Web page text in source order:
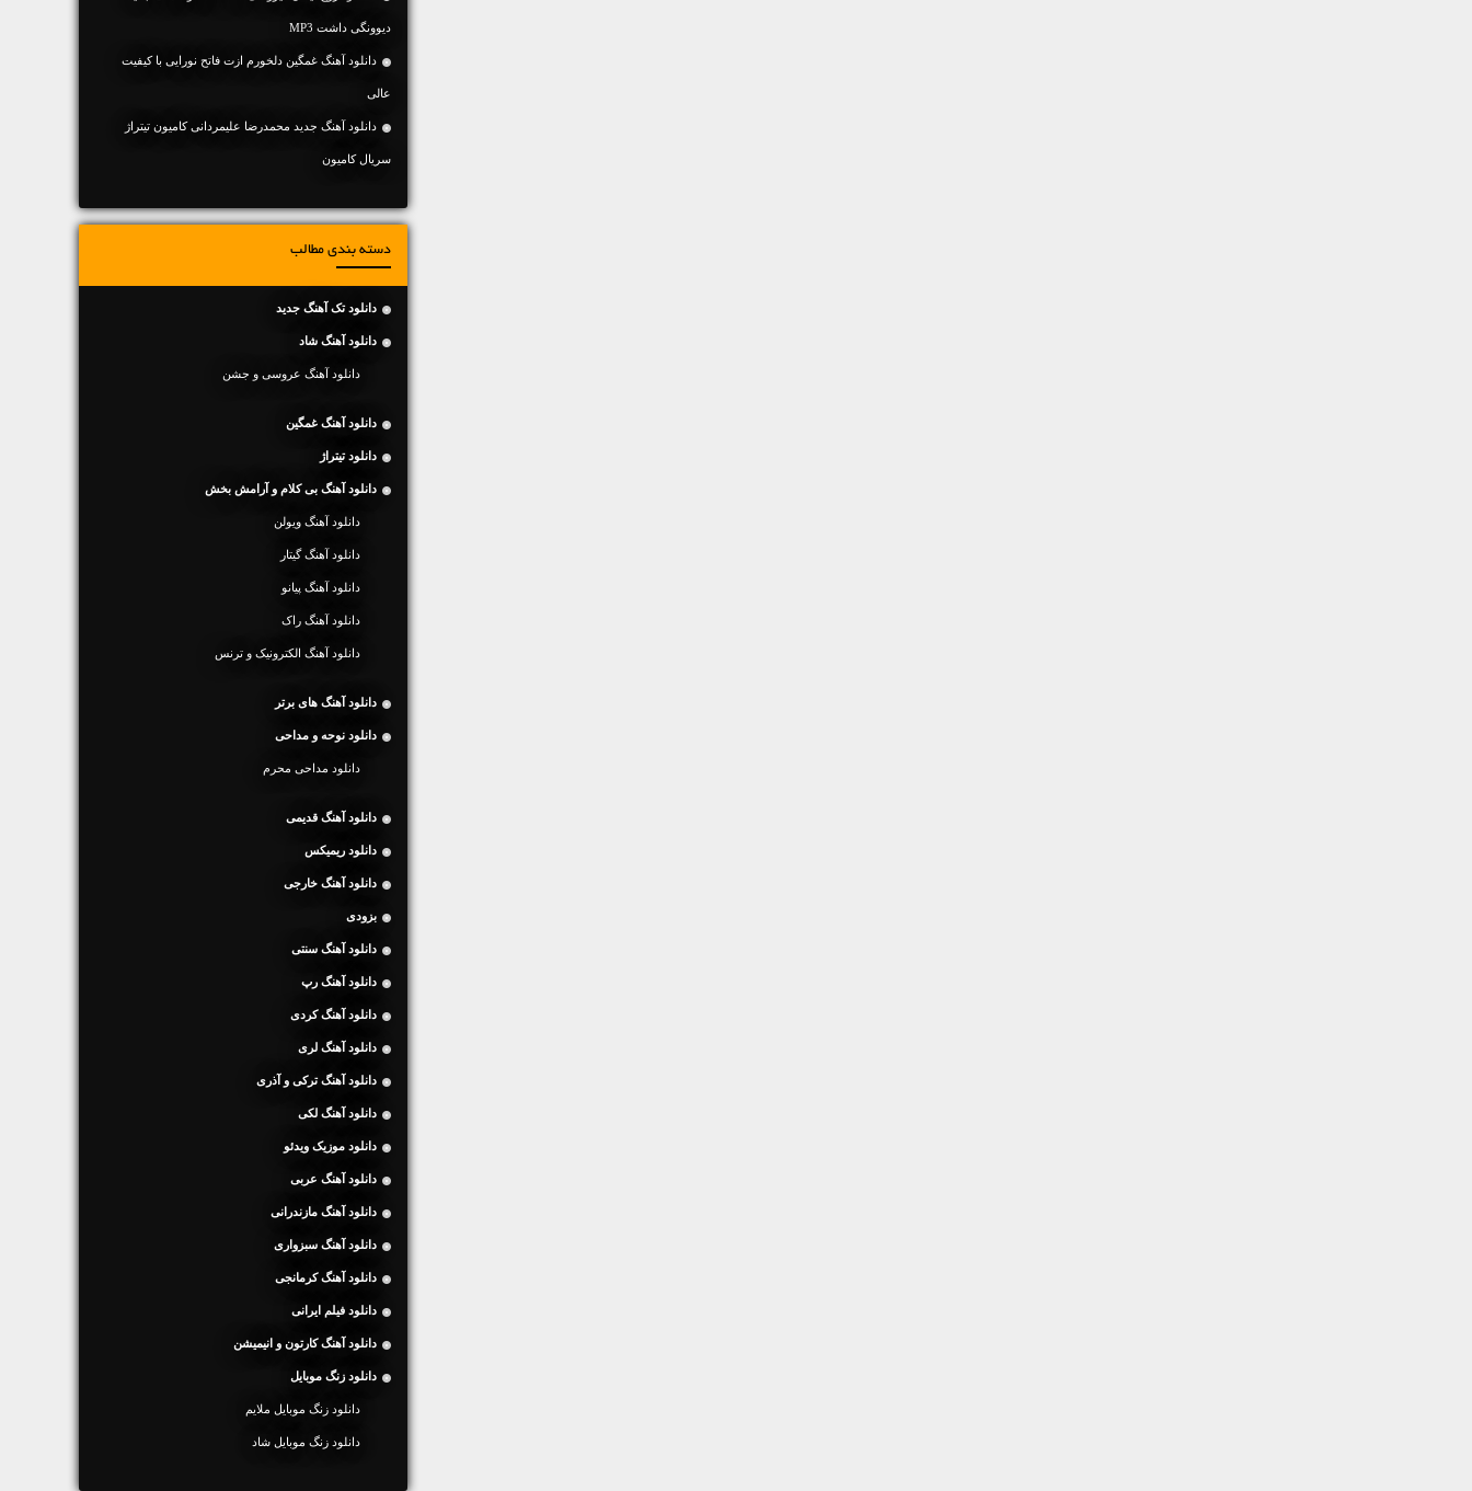
دیوونگی داشت MP3
دانلود آهنگ غمگین دلخورم ازت فاتح نورایی با کیفیت
عالی
دانلود آهنگ جدید محمدرضا علیمردانی کامیون تیتراژ
سریال کامیون
دسته بندی مطالب
دانلود تک آهنگ جدید
دانلود آهنگ شاد
دانلود آهنگ عروسی و جشن
دانلود آهنگ غمگین
دانلود تیتراژ
دانلود آهنگ بی کلام و آرامش بخش
دانلود آهنگ ویولن
دانلود آهنگ گیتار
دانلود آهنگ پیانو
دانلود آهنگ راک
دانلود آهنگ الکترونیک و ترنس
دانلود آهنگ های برتر
دانلود نوحه و مداحی
دانلود مداحی محرم
دانلود آهنگ قدیمی
دانلود ریمیکس
دانلود آهنگ خارجی
بزودی
دانلود آهنگ سنتی
دانلود آهنگ رپ
دانلود آهنگ کردی
دانلود آهنگ لری
دانلود آهنگ ترکی و آذری
دانلود آهنگ لکی
دانلود موزیک ویدئو
دانلود آهنگ عربی
دانلود آهنگ مازندرانی
دانلود آهنگ سبزواری
دانلود آهنگ کرمانجی
دانلود فیلم ایرانی
دانلود آهنگ کارتون و انیمیشن
دانلود زنگ موبایل
دانلود زنگ موبایل ملایم
دانلود زنگ موبایل شاد